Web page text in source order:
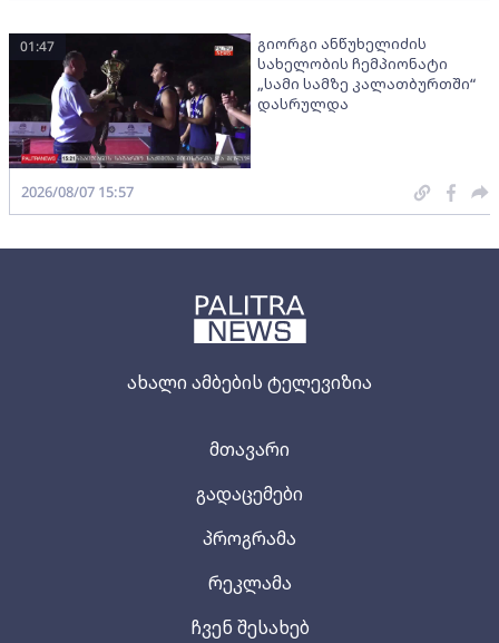
ახალი ამბების ტელევიზია
მთავარი
გადაცემები
პროგრამა
რეკლამა
ჩვენ შესახებ
გიორგი ანწუხელიძის
სახელობის ჩემპიონატი
„სამი სამზე კალათბურთში“
დასრულდა
01:47
2026/08/07 15:57